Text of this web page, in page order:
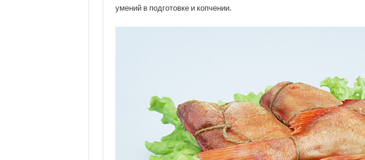
умений в подготовке и копчении.